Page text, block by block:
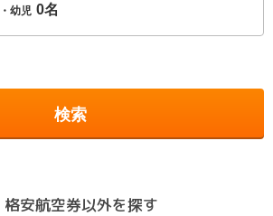
幼児 0名
検索
格安航空券以外を探す